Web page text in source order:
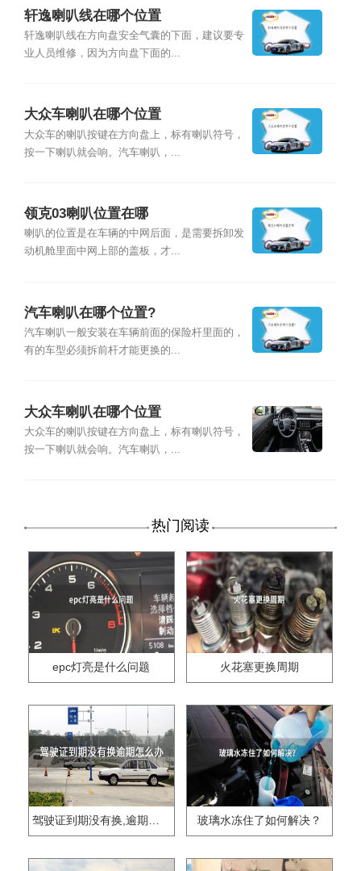
轩逸喇叭线在哪个位置
轩逸喇叭线在方向盘安全气囊的下面，建议要专
业人员维修，因为方向盘下面的...
大众车喇叭在哪个位置
大众车的喇叭按键在方向盘上，标有喇叭符号，
按一下喇叭就会响。汽车喇叭，...
领克03喇叭位置在哪
喇叭的位置是在车辆的中网后面，是需要拆卸发
动机舱里面中网上部的盖板，才...
汽车喇叭在哪个位置?
汽车喇叭一般安装在车辆前面的保险杆里面的，
有的车型必须拆前杆才能更换的...
大众车喇叭在哪个位置
大众车的喇叭按键在方向盘上，标有喇叭符号，
按一下喇叭就会响。汽车喇叭，...
热门阅读
epc灯亮是什么问题 火花塞更换周期
驾驶证到期没有换,逾期怎么办?? 玻璃水冻住了如何解决？